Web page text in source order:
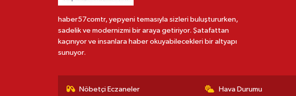
haber57comtr, yepyeni temasıyla sizleri buluştururken,
sadelik ve modernizmi bir araya getiriyor. Şatafattan
kaçınıyor ve insanlara haber okuyabilecekleri bir altyapı
sunuyor.
Nöbetçi Eczaneler Hava Durumu